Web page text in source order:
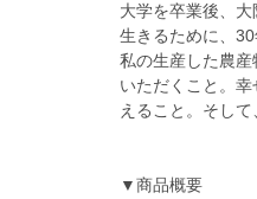
大学を卒業後、
生きるために、30
私の生産した農産
いただくこと。
えること。そして
▼商品概要